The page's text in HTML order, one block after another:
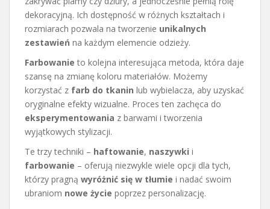
dekoracyjną. Ich dostępność w różnych kształtach i
rozmiarach pozwala na tworzenie unikalnych
zestawień na każdym elemencie odzieży.
Farbowanie to kolejna interesująca metoda, która daje
szansę na zmianę koloru materiałów. Możemy
korzystać z farb do tkanin lub wybielacza, aby uzyskać
oryginalne efekty wizualne. Proces ten zachęca do
eksperymentowania z barwami i tworzenia
wyjątkowych stylizacji.
Te trzy techniki – haftowanie, naszywki i
farbowanie – oferują niezwykle wiele opcji dla tych,
którzy pragną wyróżnić się w tłumie i nadać swoim
ubraniom nowe życie poprzez personalizację.